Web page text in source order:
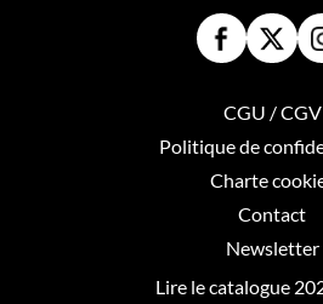
CGU / CGV
Politique de
Charte
Contact
Newsletter
Lire le catalogue